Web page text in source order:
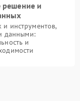
и
инструментов,
данными:
и